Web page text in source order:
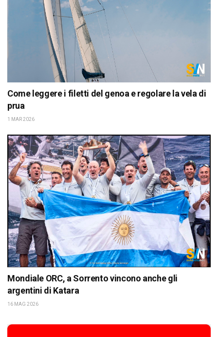
Come leggere i filetti del genoa e regolare la vela di
prua
1 MAR 2026
Mondiale ORC, a Sorrento vincono anche gli
argentini di Katara
16 MAG 2026